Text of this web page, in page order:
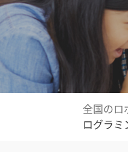
全国のロ
ログラミ